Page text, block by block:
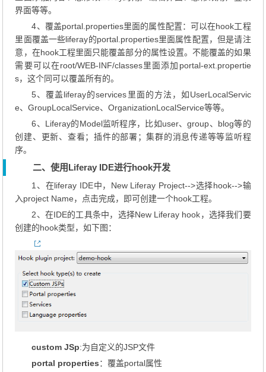
界面等等。
4、覆盖portal.properties里面的属性配置：可以在hook工程
里面覆盖一些liferay的portal.properties里面属性配置，但是请注
意，在hook工程里面只能覆盖部分的属性设置。不能覆盖的如果
需要可以在root/WEB-INF/classes里面添加portal-ext.propertie
s，这个同可以覆盖所有的。
5、覆盖liferay的services里面的方法，如UserLocalServic
e、GroupLocalService、OrganizationLocalService等等。
6、Liferay的Model监听程序，比如user、group、blog等的
创建、更新、查看；插件的部署；集群的消息传递等等监听程
序。
二、使用Liferay IDE进行hook开发
1、在liferay IDE中，New Liferay Project-->选择hook-->输
入project Name，点击完成，即可创建一个hook工程。
2、在IDE的工具条中，选择New Liferay hook，选择我们要
创建的hook类型，如下图：
custom JSp:为自定义的JSP文件
portal properties：覆盖portal属性